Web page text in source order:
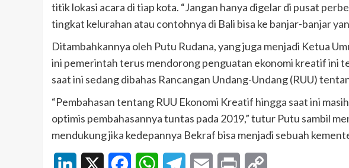
titik lokasi acara di tiap kota. “Jangan hanya digelar di pusat
tingkat kelurahan atau contohnya di Bali bisa ke banjar-banjar
Ditambahkannya oleh Putu Rudana, yang juga menjadi Ketua
ini pemerintah terus mendorong penguatan ekonomi kreatif ini
saat ini sedang dibahas Rancangan Undang-Undang (RUU)
“Pembahasan tentang RUU Ekonomi Kreatif hingga saat ini
optimis pembahasannya tuntas pada 2019,” tutur Putu sambil
mendukung jika kedepannya Bekraf bisa menjadi sebuah
LinkedIn FacebookWhatsAppTelegramEmail Print